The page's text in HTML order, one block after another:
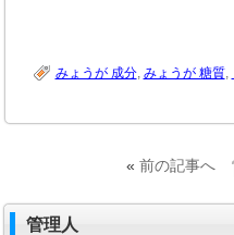
みょうが 成分, みょうが 糖質,
« 前の記事へ
管理人